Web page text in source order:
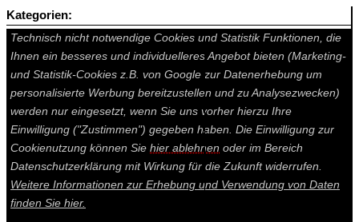
Auf dieser Seite werden technisch notwendige Cookies gesetzt.
Technisch nicht notwendige Cookies und Statistik Funktionen, die
Ihnen ein besseres und individuelleres Angebot bieten (Marketing-
und Statistik-Cookies z.B. von Google zur Datenerhebung um
personalisierte Werbung bereitzustellen und zu Analysezwecken)
werden nur eingesetzt, wenn Sie uns vorher hierzu Ihre
Einwilligung ("Zustimmen") gegeben haben. Die Einwilligung zur
Cookienutzung können Sie hier ablehnen oder im Bereich
Datenschutzerklärung mit Wirkung für die Zukunft widerrufen.
Weitere Informationen zur Erhebung und Verwendung von Daten
finden Sie hier.
Kategorien: